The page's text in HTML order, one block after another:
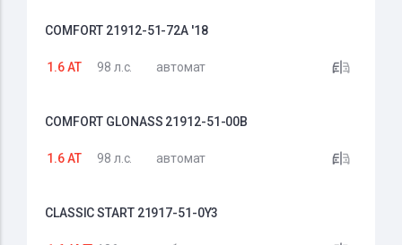
COMFORT 21912-51-72A '18
1.6 AT 98 л.с. автомат
COMFORT GLONASS 21912-51-00B
1.6 AT 98 л.с. автомат
CLASSIC START 21917-51-0Y3